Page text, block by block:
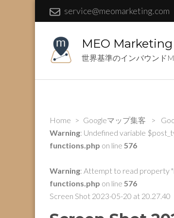
service@meomarketing.com
MEO
世界基準のインバウンド
Home > Googleマップ集客 >
Warning: Undefined variable
functions.php on line 576
Warning: Attempt to read property
functions.php on line 576
Screen Shot 2023-05-20 at 20.27.40